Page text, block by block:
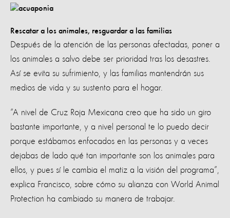
Rescatar a los animales, resguardar a las familias
Después de la atención de las personas afectadas, poner a
los animales a salvo debe ser prioridad tras los desastres.
Así se evita su sufrimiento, y las familias mantendrán sus
medios de vida y su sustento para el hogar.
“A nivel de Cruz Roja Mexicana creo que ha sido un giro
bastante importante, y a nivel personal te lo puedo decir
porque estábamos enfocados en las personas y a veces
dejabas de lado qué tan importante son los animales para
ellos, y pues sí le cambia el matiz a la visión del programa”,
explica Francisco, sobre cómo su alianza con World Animal
Protection ha cambiado su manera de trabajar.